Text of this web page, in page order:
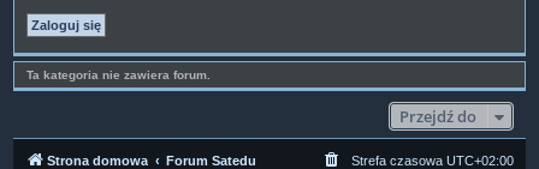
Ta kategoria nie zawiera forum.
Przejdź do
Strona domowa Forum Satedu Strefa czasowa UTC+02:00